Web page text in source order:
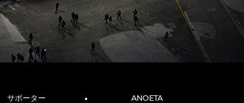
サポーター ANOETA